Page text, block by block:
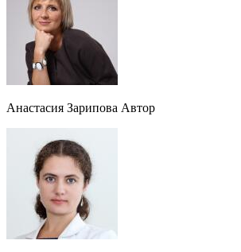
Анастасия Зарипова Автор